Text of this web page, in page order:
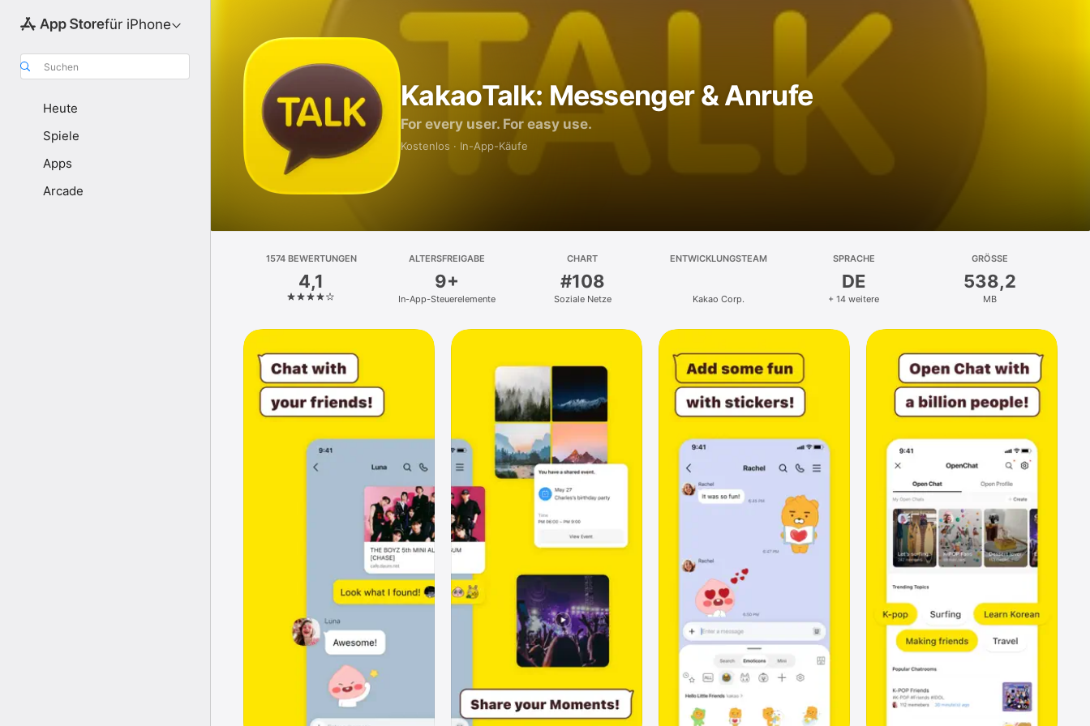
für iPhone
Suchen
Heute
Spiele
Apps
Arcade
KakaoTalk: Messenger & Anrufe
For every user. For easy use.
Kostenlos · In-App-Käufe
1574 BEWERTUNGEN
4,1
ALTERSFREIGABE
9+
In-App-Steuerelemente
CHART
#108
Soziale Netze
ENTWICKLUNGSTEAM
Kakao Corp.
SPRACHE
DE
+ 14 weitere
GRÖSSE
538,2
MB